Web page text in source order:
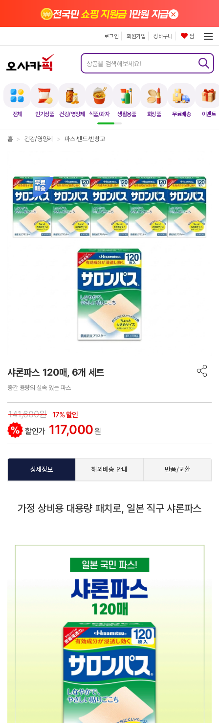
전체 인기상품 건강/영양제 식품/과자 생활용품 화장품 무료배송 이벤트
전국민쇼핑 지원금1만원 지급×
로그인 회원가입 장바구니 찜
홈 > 건강/영양제 > 파스·밴드·반창고
샤론파스 120매, 6개 세트
중간 용량의 실속 있는 파스
141,600원 17% 할인
할인가 117,000원
상세정보 해외배송 안내 반품/교환
가정 상비용 대용량 패치로, 일본 직구 샤론파스